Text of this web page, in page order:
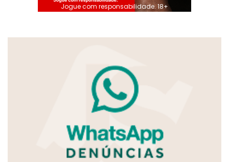
Jogue com responsabilidade. 18+